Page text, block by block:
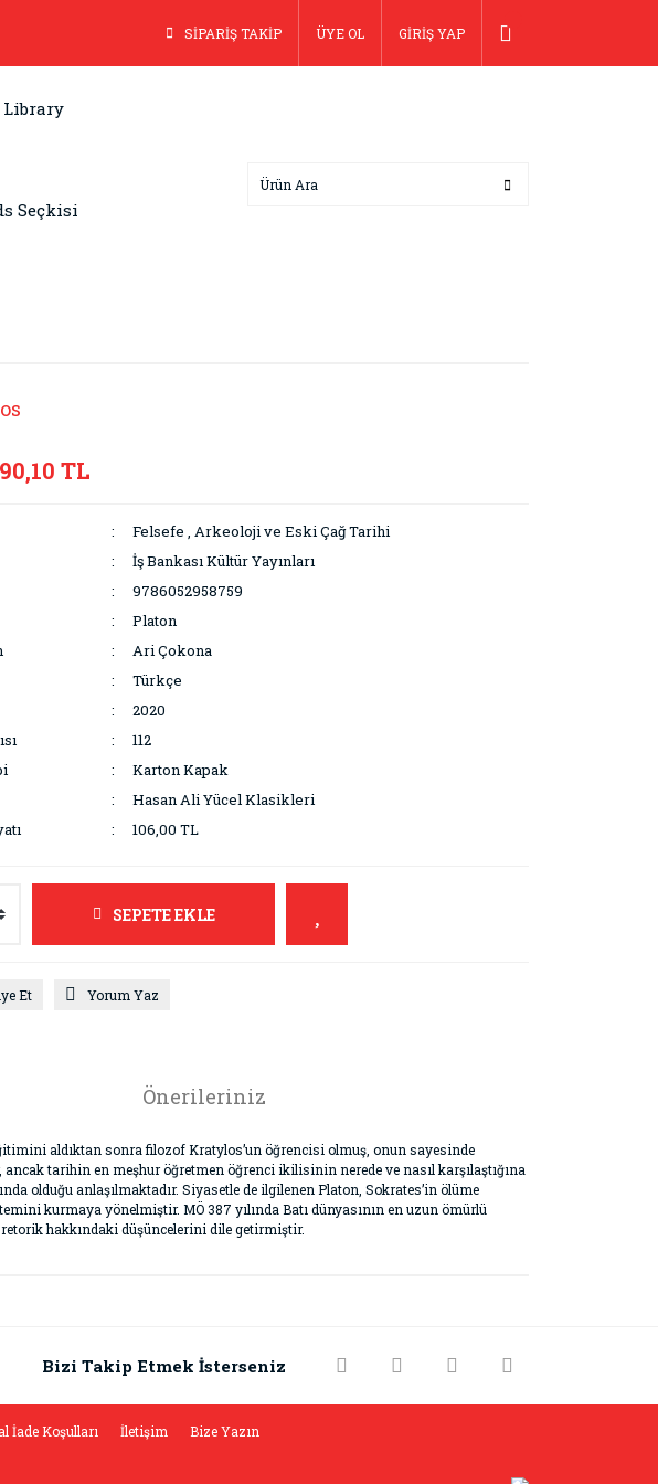
SİPARİŞ TAKİP ÜYE OL GİRİŞ YAP
Library
Seçkisi
90,10 TL
Felsefe , Arkeoloji ve Eski Çağ Tarihi
İş Bankası Kültür Yayınları
9786052958759
Platon
Ari Çokona
Türkçe
2020
112
Karton Kapak
Hasan Ali Yücel Klasikleri
106,00 TL
SEPETE EKLE
Et Yorum Yaz
Önerileriniz
aldıktan sonra filozof Kratylos’un öğrencisi olmuş, onun sayesinde
tarihin en meşhur öğretmen öğrenci ikilisinin nerede ve nasıl karşılaştığına
olduğu anlaşılmaktadır. Siyasetle de ilgilenen Platon, Sokrates’in ölüme
kurmaya yönelmiştir. MÖ 387 yılında Batı dünyasının en uzun ömürlü
hakkındaki düşüncelerini dile getirmiştir.
Bizi Takip Etmek İsterseniz
İade Koşulları İletişim Bize Yazın